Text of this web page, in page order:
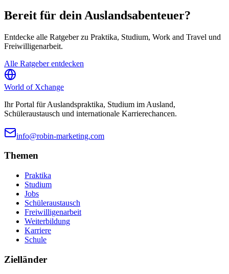
Bereit für dein Auslandsabenteuer?
Entdecke alle Ratgeber zu Praktika, Studium, Work and Travel und
Freiwilligenarbeit.
Alle Ratgeber entdecken
World of Xchange
Ihr Portal für Auslandspraktika, Studium im Ausland,
Schüleraustausch und internationale Karrierechancen.
info@robin-marketing.com
Themen
Praktika
Studium
Jobs
Schüleraustausch
Freiwilligenarbeit
Weiterbildung
Karriere
Schule
Zielländer